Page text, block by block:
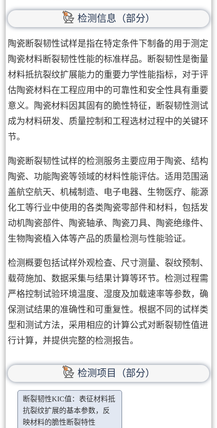
检测信息（部分）
陶瓷断裂韧性试样是指在特定条件下制备的用于测定
陶瓷材料断裂韧性性能的标准样品。断裂韧性是衡量
材料抵抗裂纹扩展能力的重要力学性能指标，对于评
估陶瓷材料在工程应用中的可靠性和安全性具有重要
意义。陶瓷材料因其固有的脆性特征，断裂韧性测试
成为材料研发、质量控制和工程选材过程中的关键环
节。
陶瓷断裂韧性试样的检测服务主要应用于陶瓷、结构
陶瓷、功能陶瓷等领域的材料性能评估。适用范围涵
盖航空航天、机械制造、电子电器、生物医疗、能源
化工等行业中使用的各类陶瓷零部件和材料，包括发
动机陶瓷部件、陶瓷轴承、陶瓷刀具、陶瓷绝缘件、
生物陶瓷植入体等产品的质量检测与性能验证。
检测概要包括试样外观检查、尺寸测量、裂纹预制、
载荷施加、数据采集与结果计算等环节。检测过程需
严格控制试验环境温度、湿度及加载速率等参数，确
保测试结果的准确性和可重复性。根据不同的试样类
型和测试方法，采用相应的计算公式对断裂韧性值进
行计算，并提供完整的检测报告。
检测项目（部分）
断裂韧性KIC值：表征材料抵
抗裂纹扩展的基本参数，反
映材料的脆性断裂特性